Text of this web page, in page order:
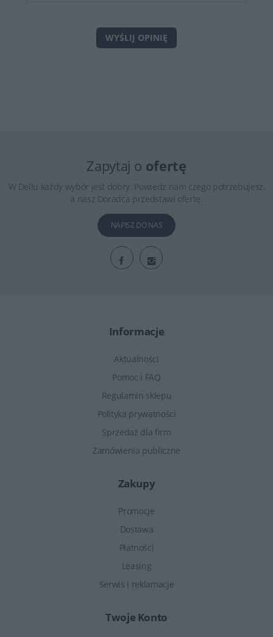
WYŚLIJ OPINIĘ
Zapytaj o ofertę
W Dellu każdy wybór jest dobry. Powiedz nam czego potrzebujesz,
a nasz Doradca przedstawi ofertę.
NAPISZ DO NAS
Informacje
Aktualności
Pomoc i FAQ
Regulamin sklepu
Polityka prywatności
Sprzedaż dla firm
Zamówienia publiczne
Zakupy
Promocje
Dostawa
Płatności
Leasing
Serwis i reklamacje
Twoje Konto